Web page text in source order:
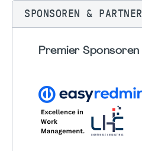
SPONSOREN & PARTNER
Premier Sponsoren